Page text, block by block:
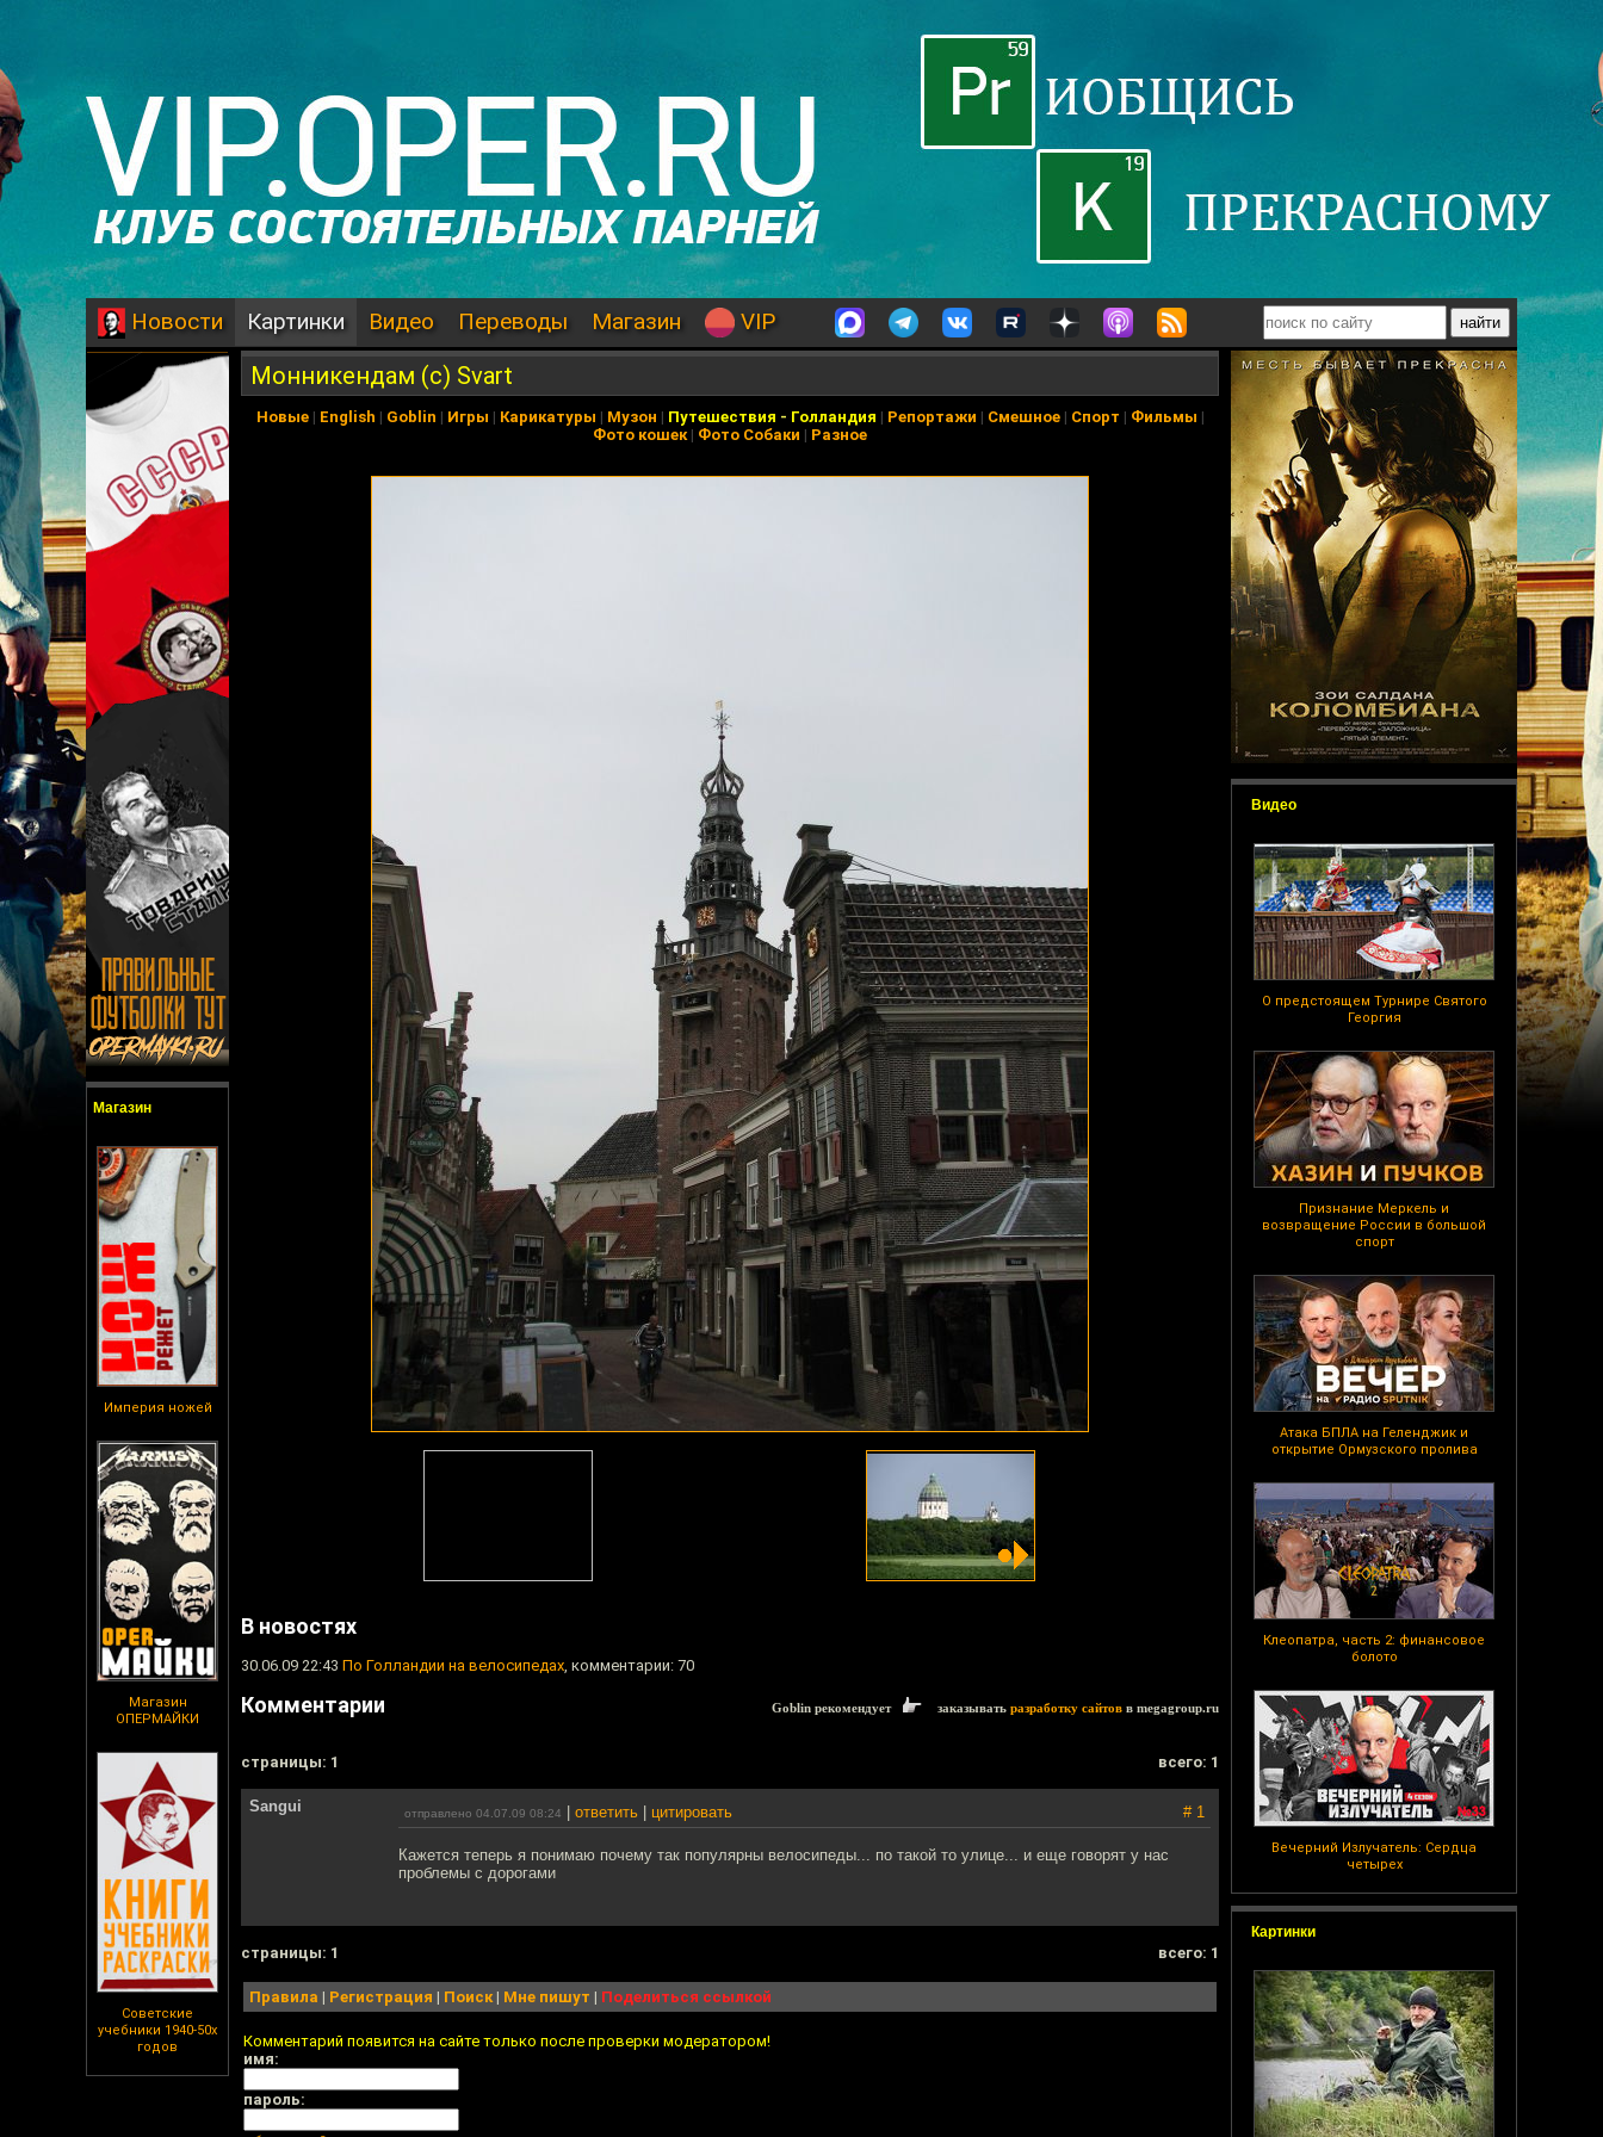
Новости Картинки Видео Переводы Магазин VIP
Магазин
Империя ножей
Магазин
ОПЕРМАЙКИ
Советские
учебники 1940-50х
годов
Видео
О предстоящем Турнире Святого
Георгия
Признание Меркель и
возвращение России в большой
спорт
Атака БПЛА на Геленджик и
открытие Ормузского пролива
Клеопатра, часть 2: финансовое
болото
Вечерний Излучатель: Сердца
четырех
Картинки
Монникендам (c) Svart
Новые| English | Goblin | Игры | Карикатуры | Музон | Путешествия - Голландия | Репортажи | Смешное| Спорт | Фильмы |
Фото кошек| Фото Собаки | Разное
В новостях
30.06.09 22:43 По Голландии на велосипедах, комментарии: 70
Комментарии Goblin рекомендует заказывать разработку сайтов в megagroup.ru
cтраницы: 1 всего: 1
Sangui отправлено 04.07.09 08:24 ответить цитировать # 1
Кажется теперь я понимаю почему так популярны велосипеды... по такой то улице... и еще говорят у нас
проблемы с дорогами
cтраницы: 1 всего: 1
Правила | Регистрация | Поиск| Мне пишут | Поделиться ссылкой
Комментарий появится на сайте только после проверки модератором!
имя:
пароль: